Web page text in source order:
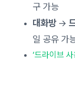
구 가능
대화방 →
일 공유 가
‘드라이브